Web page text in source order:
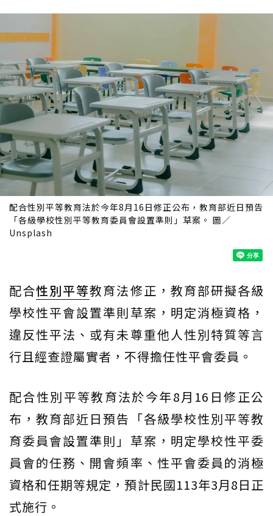
配合性別平等教育法於今年8月16日修正公布，教育部近日預告
「各級學校性別平等教育委員會設置準則」草案。 圖／
Unsplash
配合性別平等教育法修正，教育部研擬各級
學校性平會設置準則草案，明定消極資格，
違反性平法、或有未尊重他人性別特質等言
行且經查證屬實者，不得擔任性平會委員。
配合性別平等教育法於今年8月16日修正公
布，教育部近日預告「各級學校性別平等教
育委員會設置準則」草案，明定學校性平委
員會的任務、開會頻率、性平會委員的消極
資格和任期等規定，預計民國113年3月8日正
式施行。